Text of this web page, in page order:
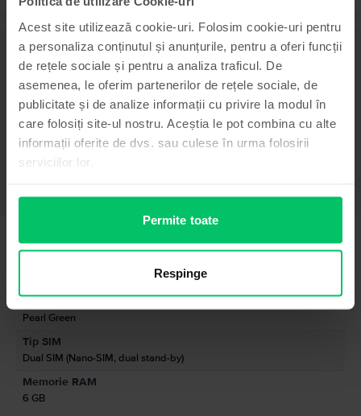
Acest site utilizează cookie-uri. Folosim cookie-uri pentru
a personaliza conținutul și anunțurile, pentru a oferi funcții
de rețele sociale și pentru a analiza traficul. De
asemenea, le oferim partenerilor de rețele sociale, de
publicitate și de analize informații cu privire la modul în
care folosiți site-ul nostru. Aceștia le pot combina cu alte
informații oferite de dvs. sau culese în urma folosirii
serviciilor lor.
Permite toate
Respinge
Descriere
Telefon mobil Xiaomi Redmi Note 12S, Pearl Green, 256 GB, Bun
-
Vezi mai mult
Informatii conformitate produs
Informatii producator
Informatii privind avertismentele de siguranta cu privire la produs.
Momentan, informatiile despre siguranta produsului nu sunt disponibile.
Culoare
Pearl Green
Tip SIM
Dual SIM (Nano-SIM, dual stand-by)
Memorie RAM
6 GB